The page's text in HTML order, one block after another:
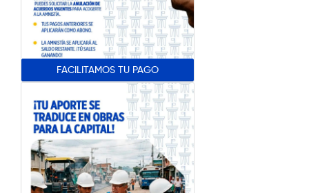
FACILITAMOS TU PAGO